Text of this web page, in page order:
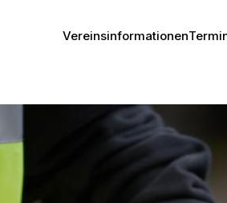
Vereinsinformationen